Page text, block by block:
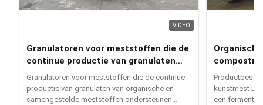
VIDEO
Granulatoren voor meststoffen die de
continue productie van granulaten
van organische en samengestelde
meststoffen ondersteunen
Granulatoren voor meststoffen die de continue
productie van granulaten van organische en
samengestelde meststoffen ondersteunen
aërobe
kunstmest
een